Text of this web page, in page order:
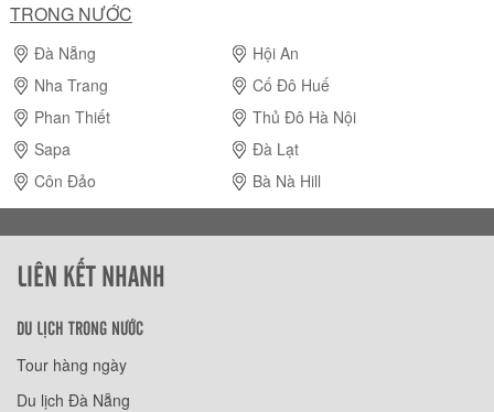
TRONG NƯỚC
Đà Nẵng
Hội An
Nha Trang
Cố Đô Huế
Phan Thiết
Thủ Đô Hà Nội
Sapa
Đà Lạt
Côn Đảo
Bà Nà Hill
LIÊN KẾT NHANH
DU LỊCH TRONG NƯỚC
Tour hàng ngày
Du lịch Đà Nẵng